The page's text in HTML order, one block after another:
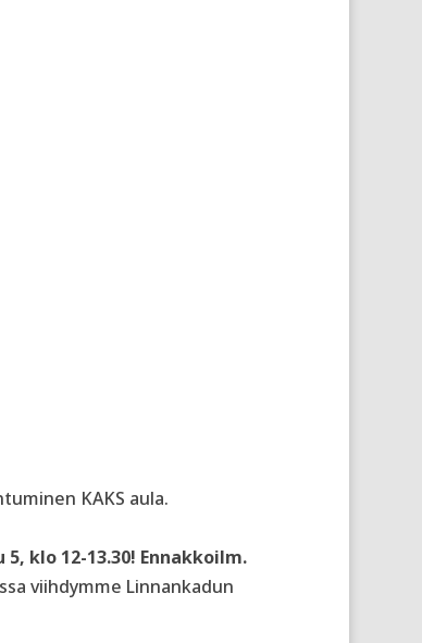
KAKS aula.
5, klo 12-13.30! Ennakkoilm.
viihdymme Linnankadun